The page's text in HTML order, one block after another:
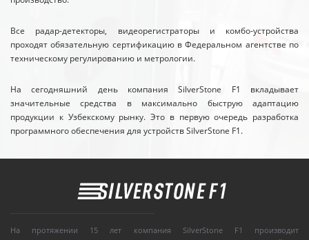
Все радар-детекторы, видеорегистраторы и комбо-устройства
проходят обязательную сертификацию в Федеральном агентстве по
техническому регулированию и метрологии.
На сегодняшний день компания SilverStone F1 вкладывает
значительные средства в максимально быструю адаптацию
продукции к Узбекскому рынку. Это в первую очередь разработка
программного обеспечения для устройств SilverStone F1.
На протяжении 15 лет компания SilverStone F1 производит